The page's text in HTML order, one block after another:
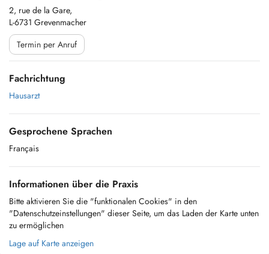
2, rue de la Gare,
L-6731 Grevenmacher
Termin per Anruf
Fachrichtung
Hausarzt
Gesprochene Sprachen
Français
Informationen über die Praxis
Bitte aktivieren Sie die "funktionalen Cookies" in den
"Datenschutzeinstellungen" dieser Seite, um das Laden der Karte unten
zu ermöglichen
Lage auf Karte anzeigen